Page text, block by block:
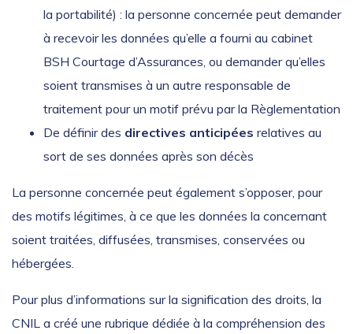
la portabilité) : la personne concernée peut demander
à recevoir les données qu’elle a fourni au cabinet
BSH Courtage d’Assurances, ou demander qu’elles
soient transmises à un autre responsable de
traitement pour un motif prévu par la Règlementation
De définir des directives anticipées relatives au
sort de ses données après son décès
La personne concernée peut également s’opposer, pour
des motifs légitimes, à ce que les données la concernant
soient traitées, diffusées, transmises, conservées ou
hébergées.
Pour plus d’informations sur la signification des droits, la
CNIL a créé une rubrique dédiée à la compréhension des